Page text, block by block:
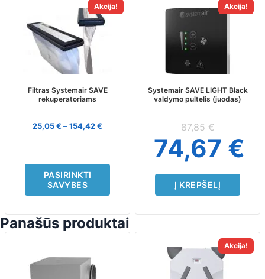
Akcija!
Filtras Systemair SAVE
rekuperatoriams
25,05€ –154,42€
PASIRINKTI
SAVYBES
This
product
has
multiple
variants.
The
options
may
be
on
Akcija!
Systemair SAVE LIGHT Black
valdymo pultelis (juodas)
87,85€
74,67 €
Į KREPŠELĮ
Panašūs produktai
Akcija!